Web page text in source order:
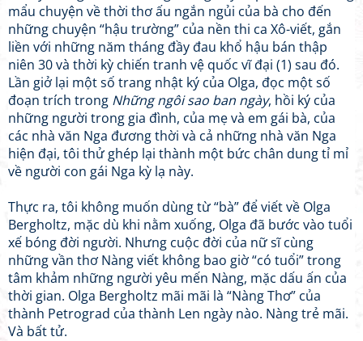
mẩu chuyện về thời thơ ấu ngắn ngủi của bà cho đến
những chuyện “hậu trường” của nền thi ca Xô-viết, gắn
liền với những năm tháng đầy đau khổ hậu bán thập
niên 30 và thời kỳ chiến tranh vệ quốc vĩ đại (1) sau đó.
Lần giở lại một số trang nhật ký của Olga, đọc một số
đoạn trích trong Những ngôi sao ban ngày, hồi ký của
những người trong gia đình, của mẹ và em gái bà, của
các nhà văn Nga đương thời và cả những nhà văn Nga
hiện đại, tôi thử ghép lại thành một bức chân dung tỉ mỉ
về người con gái Nga kỳ lạ này.
Thực ra, tôi không muốn dùng từ “bà” để viết về Olga
Bergholtz, mặc dù khi nằm xuống, Olga đã bước vào tuổi
xế bóng đời người. Nhưng cuộc đời của nữ sĩ cùng
những vần thơ Nàng viết không bao giờ “có tuổi” trong
tâm khảm những người yêu mến Nàng, mặc dấu ấn của
thời gian. Olga Bergholtz mãi mãi là “Nàng Thơ” của
thành Petrograd của thành Len ngày nào. Nàng trẻ mãi.
Và bất tử.